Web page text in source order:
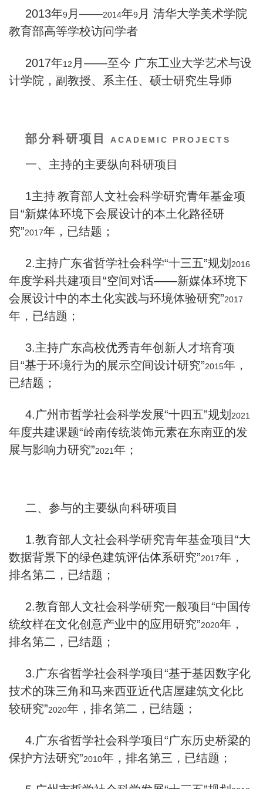
2013年9 月——2014年9 月 清华大学美术学院
教育部高等学校访问学者
2017年12 月——至今 广东工业大学艺术与设
计学院，副教授、系主任、硕士研究生导师
部分科研项目 ACADEMIC PROJECTS
一、主持的主要纵向科研项目
1主持.教育部人文社会科学研究青年基金项
目“新媒体环境下会展设计的本土化路径研
究”2017年，已结题；
2.主持广东省哲学社会科学“十三五”规划 2016
年度学科共建项目“空间对话——新媒体环境下
会展设计中的本土化实践与环境体验研究”2017
年，已结题；
3.主持广东高校优秀青年创新人才培育项
目“基于环境行为的展示空间设计研究”2015年，
已结题；
4.广州市哲学社会科学发展“十四五”规划 2021
年度共建课题“岭南传统装饰元素在东南亚的发
展与影响力研究”2021年；
二、参与的主要纵向科研项目
1.教育部人文社会科学研究青年基金项目“大
数据背景下的绿色建筑评估体系研究”2017年，
排名第二，已结题；
2.教育部人文社会科学研究一般项目“中国传
统纹样在文化创意产业中的应用研究”2020年，
排名第二，已结题；
3.广东省哲学社会科学项目“基于基因数字化
技术的珠三角和马来西亚近代店屋建筑文化比
较研究”2020年，排名第二，已结题；
4.广东省哲学社会科学项目“广东历史桥梁的
保护方法研究”2010年，排名第三，已结题；